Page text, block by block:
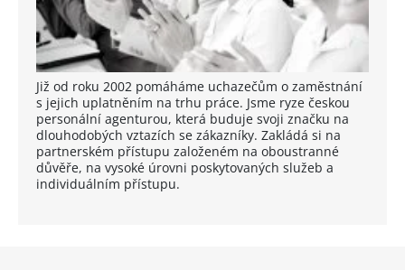
Již od roku 2002 pomáháme uchazečům o zaměstnání
s jejich uplatněním na trhu práce. Jsme ryze českou
personální agenturou, která buduje svoji značku na
dlouhodobých vztazích se zákazníky. Zakládá si na
partnerském přístupu založeném na oboustranné
důvěře, na vysoké úrovni poskytovaných služeb a
individuálním přístupu.